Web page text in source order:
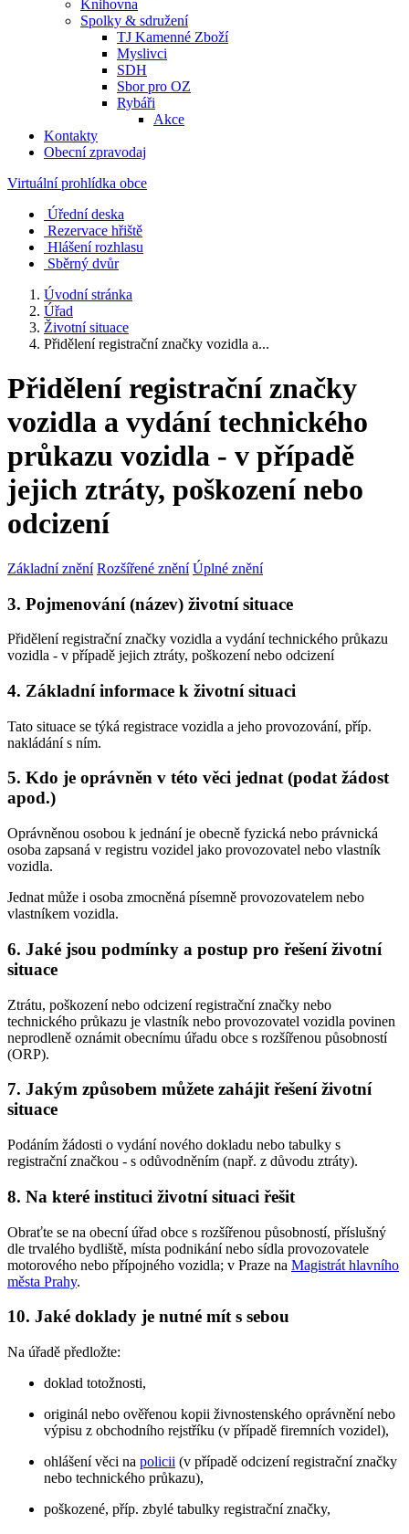
Knihovna
Spolky & sdružení
TJ Kamenné Zboží
Myslivci
SDH
Sbor pro OZ
Rybáři
Akce
Kontakty
Obecní zpravodaj
Virtuální prohlídka obce
Úřední deska
Rezervace hřiště
Hlášení rozhlasu
Sběrný dvůr
Úvodní stránka
Úřad
Životní situace
Přidělení registrační značky vozidla a...
Přidělení registrační značky
vozidla a vydání technického
průkazu vozidla - v případě
jejich ztráty, poškození nebo
odcizení
Základní znění Rozšířené znění Úplné znění
3. Pojmenování (název) životní situace
Přidělení registrační značky vozidla a vydání technického průkazu
vozidla - v případě jejich ztráty, poškození nebo odcizení
4. Základní informace k životní situaci
Tato situace se týká registrace vozidla a jeho provozování, příp.
nakládání s ním.
5. Kdo je oprávněn v této věci jednat (podat žádost
apod.)
Oprávněnou osobou k jednání je obecně fyzická nebo právnická
osoba zapsaná v registru vozidel jako provozovatel nebo vlastník
vozidla.
Jednat může i osoba zmocněná písemně provozovatelem nebo
vlastníkem vozidla.
6. Jaké jsou podmínky a postup pro řešení životní
situace
Ztrátu, poškození nebo odcizení registrační značky nebo
technického průkazu je vlastník nebo provozovatel vozidla povinen
neprodleně oznámit obecnímu úřadu obce s rozšířenou působností
(ORP).
7. Jakým způsobem můžete zahájit řešení životní
situace
Podáním žádosti o vydání nového dokladu nebo tabulky s
registrační značkou - s odůvodněním (např. z důvodu ztráty).
8. Na které instituci životní situaci řešit
Obraťte se na obecní úřad obce s rozšířenou působností, příslušný
dle trvalého bydliště, místa podnikání nebo sídla provozovatele
motorového nebo přípojného vozidla; v Praze na Magistrát hlavního
města Prahy.
10. Jaké doklady je nutné mít s sebou
Na úřadě předložte:
doklad totožnosti,
originál nebo ověřenou kopii živnostenského oprávnění nebo
výpisu z obchodního rejstříku (v případě firemních vozidel),
ohlášení věci na policii (v případě odcizení registrační značky
nebo technického průkazu),
poškozené, příp. zbylé tabulky registrační značky,